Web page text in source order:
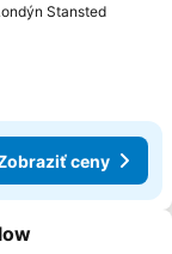
Stansted
ceny